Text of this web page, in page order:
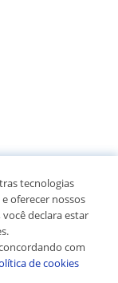
tecnologias
oferecer nossos
declara estar
com
de cookies